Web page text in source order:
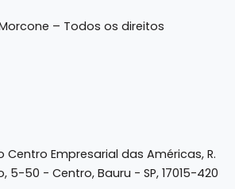
– Todos os direitos
Centro Empresarial das Américas, R.
5-50 - Centro, Bauru - SP, 17015-420